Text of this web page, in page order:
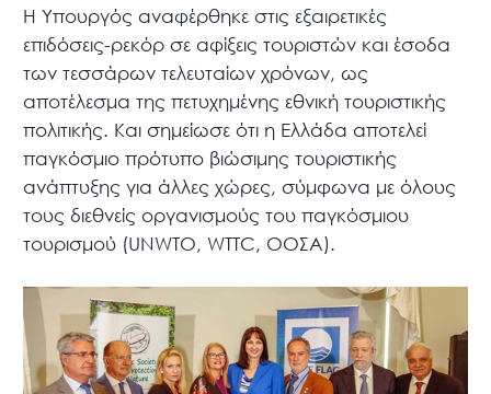
Η Υπουργός αναφέρθηκε στις εξαιρετικές
επιδόσεις-ρεκόρ σε αφίξεις τουριστών και έσοδα
των τεσσάρων τελευταίων χρόνων, ως
αποτέλεσμα της πετυχημένης εθνική τουριστικής
πολιτικής. Και σημείωσε ότι η Ελλάδα αποτελεί
παγκόσμιο πρότυπο βιώσιμης τουριστικής
ανάπτυξης για άλλες χώρες, σύμφωνα με όλους
τους διεθνείς οργανισμούς του παγκόσμιου
τουρισμού (UNWTO, WTTC, ΟΟΣΑ).